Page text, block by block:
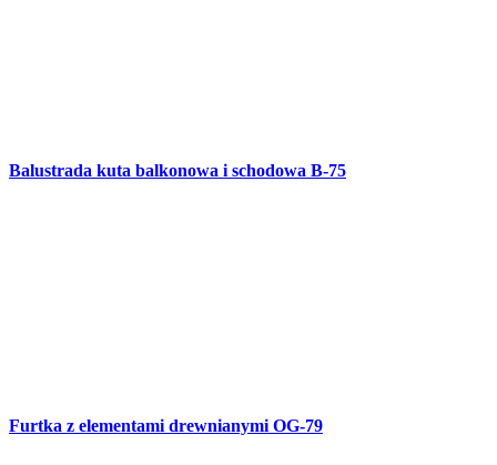
Brama skrzydłowa OG-76
Balustrada kuta balkonowa B-74